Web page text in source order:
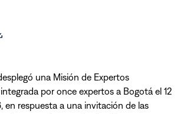
(opens
window) una Misión de Expertos
por once expertos a Bogotá el 12
en respuesta a una invitación de las